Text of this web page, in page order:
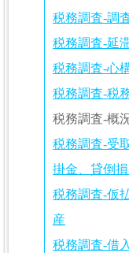
税務調査-調
税務調査-延
税務調査-心
税務調査-税
税務調査-概
税務調査-受
掛金、貸倒
税務調査-仮
産
税務調査-借